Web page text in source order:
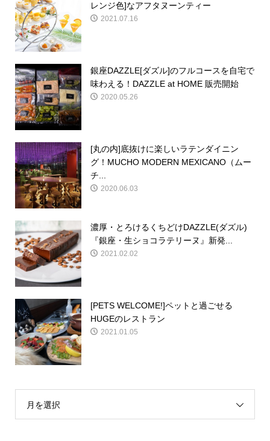
レンジ色]なアフタヌーンティー
2021.07.16
銀座DAZZLE[ダズル]のフルコースを自宅で
味わえる！DAZZLE at HOME 販売開始
2020.05.26
[丸の内]底抜けに楽しいラテンダイニン
グ！MUCHO MODERN MEXICANO（ムー
チ...
2020.06.03
濃厚・とろけるくちどけDAZZLE(ダズル)
『銀座・生ショコラテリーヌ』新発...
2021.02.02
[PETS WELCOME!]ペットと過ごせる
HUGEのレストラン
2021.01.05
月を選択